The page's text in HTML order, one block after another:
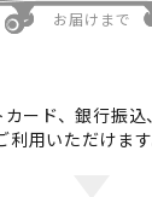
お届けまで
ード、銀行振
用いただけます